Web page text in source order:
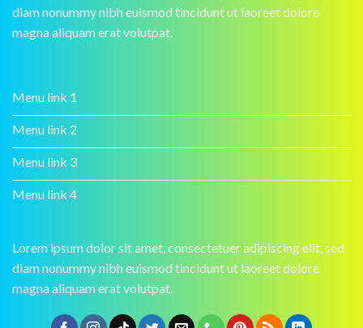
diam nonummy nibh euismod tincidunt ut laoreet dolore
magna aliquam erat volutpat.
Menu link 1
Menu link 2
Menu link 3
Menu link 4
Lorem ipsum dolor sit amet, consectetuer adipiscing elit, sed
diam nonummy nibh euismod tincidunt ut laoreet dolore
magna aliquam erat volutpat.